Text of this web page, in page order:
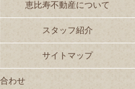
恵比寿不動産について
スタッフ紹介
サイトマップ
わせ